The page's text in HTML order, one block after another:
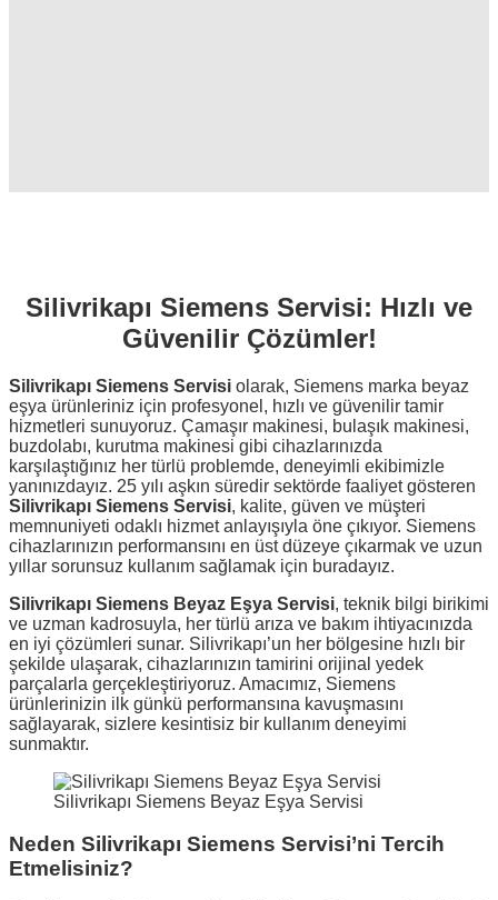
Silivrikapı Siemens Servisi: Hızlı ve
Güvenilir Çözümler!
Silivrikapı Siemens Servisi olarak, Siemens marka beyaz
eşya ürünleriniz için profesyonel, hızlı ve güvenilir tamir
hizmetleri sunuyoruz. Çamaşır makinesi, bulaşık makinesi,
buzdolabı, kurutma makinesi gibi cihazlarınızda
karşılaştığınız her türlü problemde, deneyimli ekibimizle
yanınızdayız. 25 yılı aşkın süredir sektörde faaliyet gösteren
Silivrikapı Siemens Servisi, kalite, güven ve müşteri
memnuniyeti odaklı hizmet anlayışıyla öne çıkıyor. Siemens
cihazlarınızın performansını en üst düzeye çıkarmak ve uzun
yıllar sorunsuz kullanım sağlamak için buradayız.
Silivrikapı Siemens Beyaz Eşya Servisi, teknik bilgi birikimi
ve uzman kadrosuyla, her türlü arıza ve bakım ihtiyacınızda
en iyi çözümleri sunar. Silivrikapı’un her bölgesine hızlı bir
şekilde ulaşarak, cihazlarınızın tamirini orijinal yedek
parçalarla gerçekleştiriyoruz. Amacımız, Siemens
ürünlerinizin ilk günkü performansına kavuşmasını
sağlayarak, sizlere kesintisiz bir kullanım deneyimi
sunmaktır.
Silivrikapı Siemens Beyaz Eşya Servisi
Neden Silivrikapı Siemens Servisi’ni Tercih
Etmelisiniz?